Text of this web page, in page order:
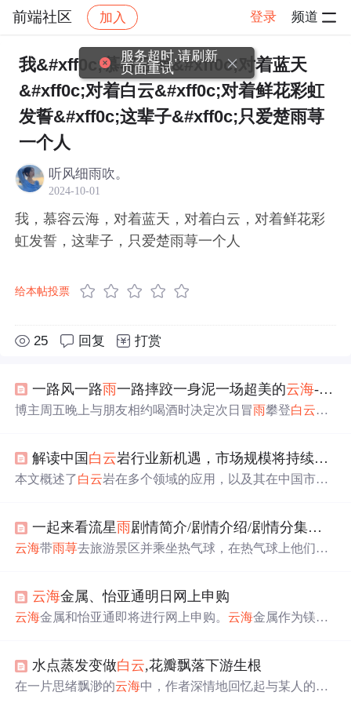
前端社区 加入 登录 频道
社区 前端社区 感慨 帖子详情
我&#xff0c;慕容云海&#xff0c;对着蓝天
&#xff0c;对着白云&#xff0c;对着鲜花彩虹
发誓&#xff0c;这辈子&#xff0c;只爱楚雨荨
一个人
听风细雨吹。
2024-10-01
我，慕容云海，对着蓝天，对着白云，对着鲜花彩
虹发誓，这辈子，只爱楚雨荨一个人
给本帖投票
25 回复 打赏
一路风一路雨一路摔跤一身泥一场超美的云海--惠阳
博主周五晚上与朋友相约喝酒时决定次日冒雨攀登白云
的山顶火锅体验让这次旅行变得难忘。
解读中国 白云岩行业新机遇，市场规模将持续扩大
本文概述了白云岩在多个领域的应用，以及其在中国市场
转型。大型和中小型企业共同参与竞争，未来市场发展空
间巨大。
一起来看流星雨剧情简介/剧情介绍/剧情分集介绍第三十三集
云海带雨荨去旅游景区并乘坐热气球，在热气球上他们发
云海金属、怡亚通明日网上申购
云海金属和怡亚通即将进行网上申购。云海金属作为镁合
步完善其供应链管理项目。
水点蒸发变做白云,花瓣飘落下游生根
在一片思绪飘渺的云海中，作者深情地回忆起与某人的过
服务超时,请刷新
页面重试